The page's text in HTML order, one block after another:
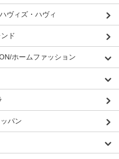
ヴィズ・ハヴィ
ド
ホームファッション
パン